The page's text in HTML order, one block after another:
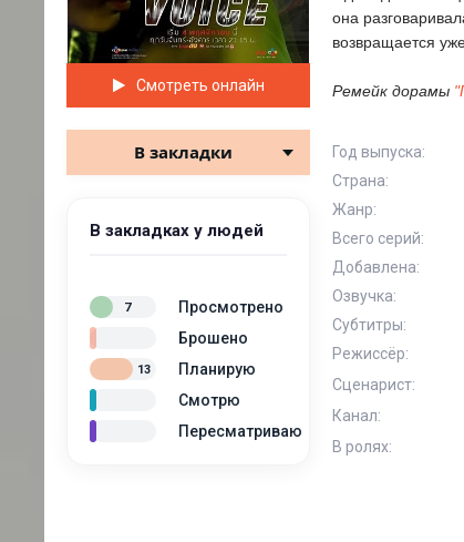
Смотреть онлайн
В закладки
В закладках у людей
Просмотрено
7
Брошено
Планирую
13
Смотрю
Пересматриваю
она
возвращается
Ремейк дорамы
Год выпуска:
Страна:
Жанр:
Всего серий:
Добавлена:
Озвучка:
Субтитры:
Режиссёр:
Сценарист:
Канал:
В ролях: